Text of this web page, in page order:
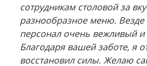
сотрудникам столовой за
разнообразное меню. Везде
персонал очень вежливый
Благодаря вашей заботе, я
восстановил силы. Желаю